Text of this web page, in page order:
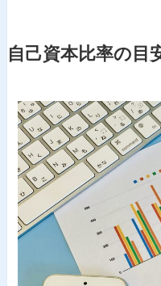
自己資本比率の目